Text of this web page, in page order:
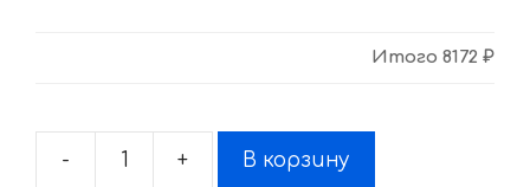
Итого 8172 ₽
-
Количество
+ В корзину